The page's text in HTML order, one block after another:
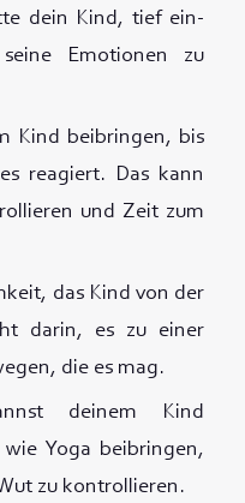
dein Kind, tief ein-
Emotionen zu
Kind beibringen, bis
reagiert. Das kann
und Zeit zum
das Kind von der
darin, es zu einer
die es mag.
deinem Kind
wie Yoga beibringen,
zu kontrollieren.